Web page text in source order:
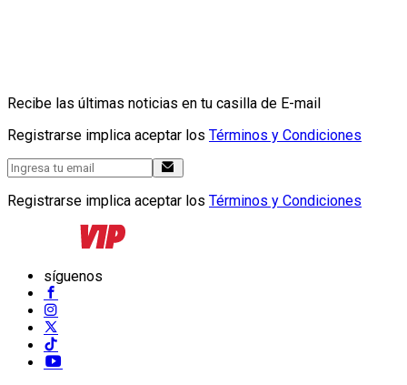
Recibe las últimas noticias en tu casilla de E-mail
Registrarse implica aceptar los Términos y Condiciones
Registrarse implica aceptar los Términos y Condiciones
síguenos